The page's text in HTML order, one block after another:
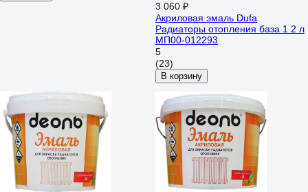
3 060 ₽
Акриловая эмаль Dufa
Радиаторы отопления база 1 2 л
МП00-012293
5
(23)
В корзину